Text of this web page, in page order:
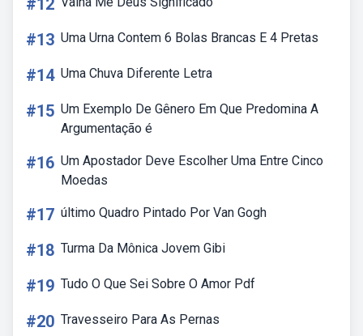
#12
#13 Uma Urna Contem 6 Bolas Brancas E 4 Pretas
#14 Uma Chuva Diferente Letra
#15 Um Exemplo De Gênero Em Que Predomina A
Argumentação é
#16 Um Apostador Deve Escolher Uma Entre Cinco
Moedas
#17 último Quadro Pintado Por Van Gogh
#18 Turma Da Mônica Jovem Gibi
#19 Tudo O Que Sei Sobre O Amor Pdf
#20 Travesseiro Para As Pernas